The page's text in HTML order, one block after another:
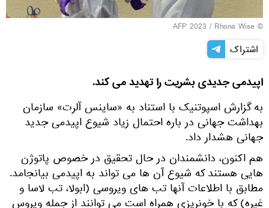
© AFP 2023 / Rhona Wise
اشتراک
اپیدمی جدیدی بشریت را تهدید می کند.
به گزارش اسپوتنیک با استناد به «ساینس آلرت» سازمان
بهداشت جهانی در باره احتمال زیاد شیوع اپیدمی جدید
جهانی هشدار داد.
هم اکنون، دانشمندان در حال تحقیق در خصوص پاتوژن
هایی هستند که شیوع آن ها می تواند به اپیدمی بیانجامد.
مطابق با اطلاعات آنها تب های ویروسی (ابولا، تب لاسا و